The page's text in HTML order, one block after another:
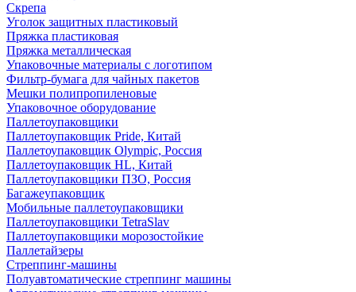
Скрепа
Уголок защитных пластиковый
Пряжка пластиковая
Пряжка металлическая
Упаковочные материалы с логотипом
Фильтр-бумага для чайных пакетов
Мешки полипропиленовые
Упаковочное оборудование
Паллетоупаковщики
Паллетоупаковщик Pride, Китай
Паллетоупаковщик Olympic, Россия
Паллетоупаковщик HL, Китай
Паллетоупаковщики ПЗО, Россия
Багажеупаковщик
Мобильные паллетоупаковщики
Паллетоупаковщики TetraSlav
Паллетоупаковщики морозостойкие
Паллетайзеры
Стреппинг-машины
Полуавтоматические стреппинг машины